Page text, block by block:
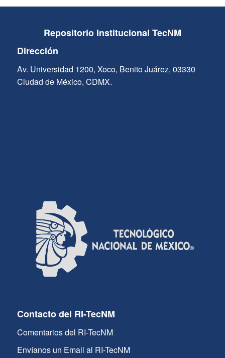
Repositorio Institucional TecNM
Dirección
Av. Universidad 1200, Xoco, Benito Juárez, 03330
Ciudad de México, CDMX.
Contacto del RI-TecNM
Comentarios del RI-TecNM
Envíanos un Email al RI-TecNM